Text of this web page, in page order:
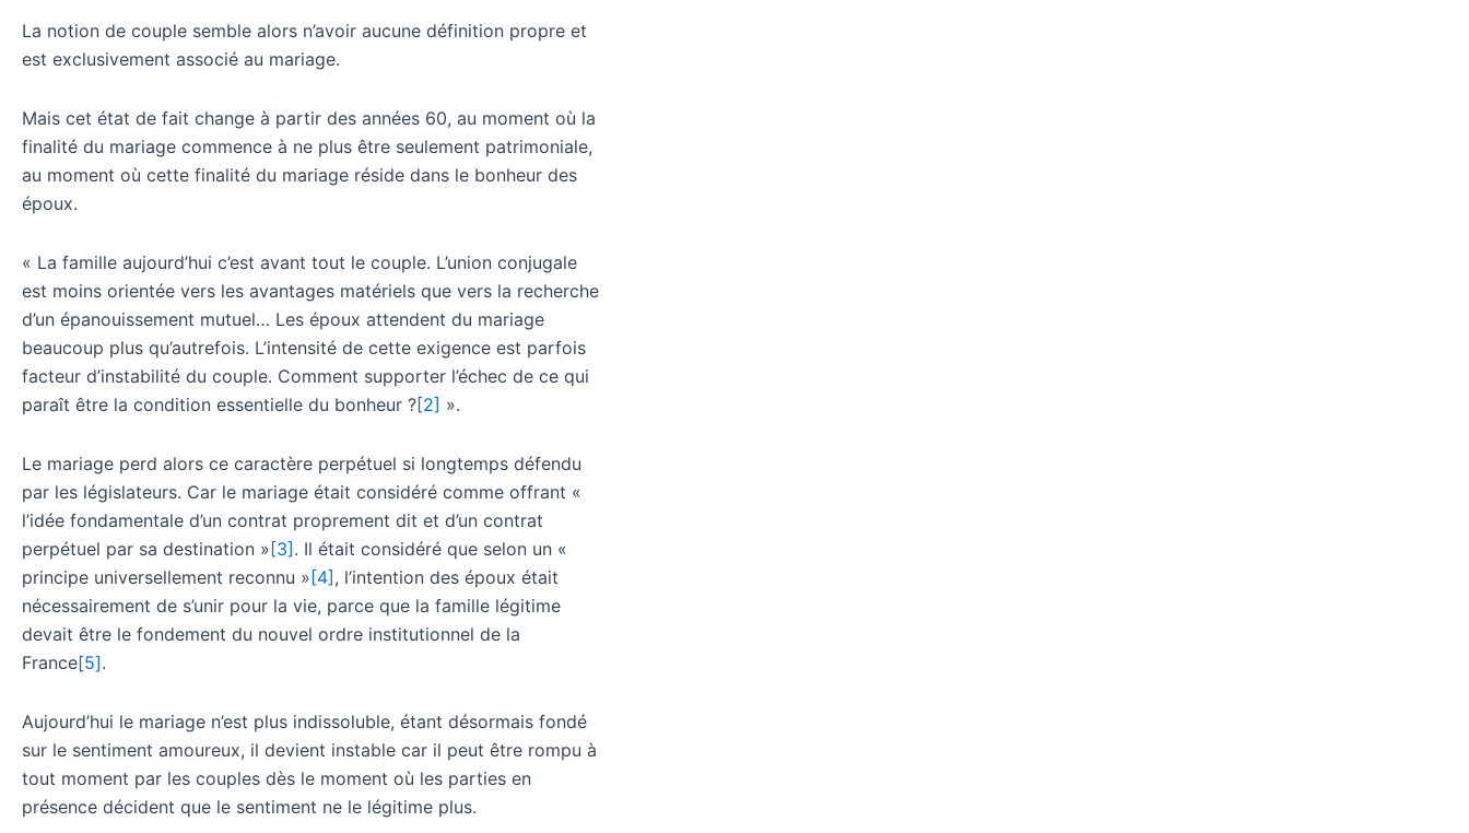
La notion de couple semble alors n’avoir aucune définition propre et
est exclusivement associé au mariage.
Mais cet état de fait change à partir des années 60, au moment où la
finalité du mariage commence à ne plus être seulement patrimoniale,
au moment où cette finalité du mariage réside dans le bonheur des
époux.
« La famille aujourd’hui c’est avant tout le couple. L’union conjugale
est moins orientée vers les avantages matériels que vers la recherche
d’un épanouissement mutuel… Les époux attendent du mariage
beaucoup plus qu’autrefois. L’intensité de cette exigence est parfois
facteur d’instabilité du couple. Comment supporter l’échec de ce qui
paraît être la condition essentielle du bonheur ?[2] ».
Le mariage perd alors ce caractère perpétuel si longtemps défendu
par les législateurs. Car le mariage était considéré comme offrant «
l’idée fondamentale d’un contrat proprement dit et d’un contrat
perpétuel par sa destination »[3]. Il était considéré que selon un «
principe universellement reconnu »[4], l’intention des époux était
nécessairement de s’unir pour la vie, parce que la famille légitime
devait être le fondement du nouvel ordre institutionnel de la
France[5].
Aujourd’hui le mariage n’est plus indissoluble, étant désormais fondé
sur le sentiment amoureux, il devient instable car il peut être rompu à
tout moment par les couples dès le moment où les parties en
présence décident que le sentiment ne le légitime plus.